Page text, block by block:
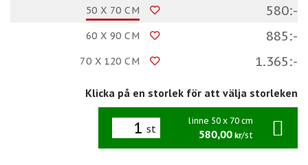
50 X 70 CM 580:-
60 X 90 CM 885:-
70 X 120 CM 1.365:-
Klicka på en storlek för att välja storleken
st
linne 50 x 70 cm
580,00 kr/st